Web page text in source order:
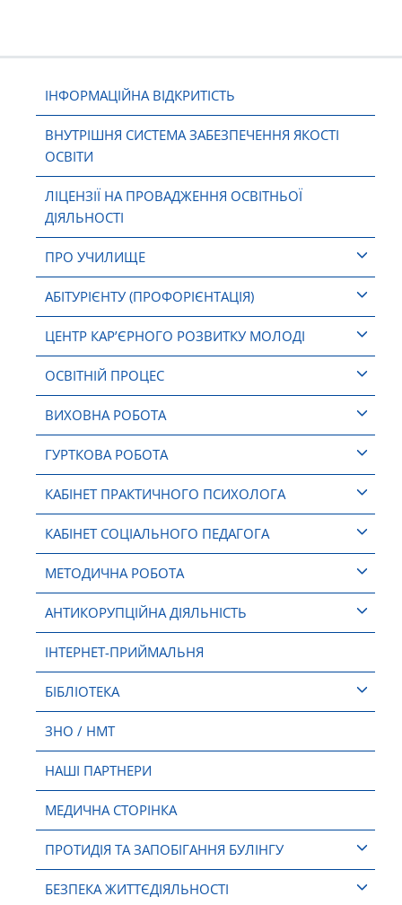
ІНФОРМАЦІЙНА ВІДКРИТІСТЬ
ВНУТРІШНЯ СИСТЕМА ЗАБЕЗПЕЧЕННЯ ЯКОСТІ
ОСВІТИ
ЛІЦЕНЗІЇ НА ПРОВАДЖЕННЯ ОСВІТНЬОЇ
ДІЯЛЬНОСТІ
ПРО УЧИЛИЩЕ
АБІТУРІЄНТУ (ПРОФОРІЄНТАЦІЯ)
ЦЕНТР КАР’ЄРНОГО РОЗВИТКУ МОЛОДІ
ОСВІТНІЙ ПРОЦЕС
ВИХОВНА РОБОТА
ГУРТКОВА РОБОТА
КАБІНЕТ ПРАКТИЧНОГО ПСИХОЛОГА
КАБІНЕТ СОЦІАЛЬНОГО ПЕДАГОГА
МЕТОДИЧНА РОБОТА
АНТИКОРУПЦІЙНА ДІЯЛЬНІСТЬ
ІНТЕРНЕТ-ПРИЙМАЛЬНЯ
БІБЛІОТЕКА
ЗНО / НМТ
НАШІ ПАРТНЕРИ
МЕДИЧНА СТОРІНКА
ПРОТИДІЯ ТА ЗАПОБІГАННЯ БУЛІНГУ
БЕЗПЕКА ЖИТТЄДІЯЛЬНОСТІ